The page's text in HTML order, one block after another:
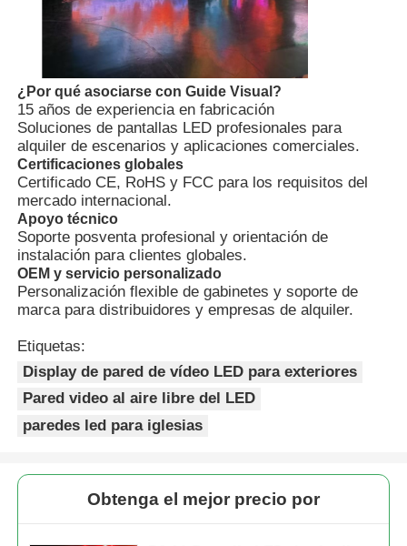
Muro de video LED LED
Pantalla LED transparente
Pantalla LED SMD
Tabla de visualización LED exterior
cartelera led exterior
¿Por qué asociarse con Guide Visual?
15 años de experiencia en fabricación
Soluciones de pantallas LED profesionales para
alquiler de escenarios y aplicaciones comerciales.
Certificaciones globales
Certificado CE, RoHS y FCC para los requisitos del
mercado internacional.
Apoyo técnico
Soporte posventa profesional y orientación de
instalación para clientes globales.
OEM y servicio personalizado
Personalización flexible de gabinetes y soporte de
marca para distribuidores y empresas de alquiler.
Etiquetas:
Display de pared de vídeo LED para exteriores
Pared video al aire libre del LED
paredes led para iglesias
Obtenga el mejor precio por